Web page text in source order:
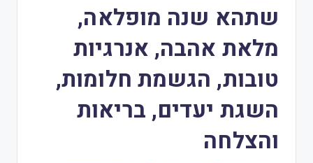
שתהא שנה מופלאה,
מלאת אהבה, אנרגיות
טובות, הגשמת חלומות,
השגת יעדים, בריאות
והצלחה